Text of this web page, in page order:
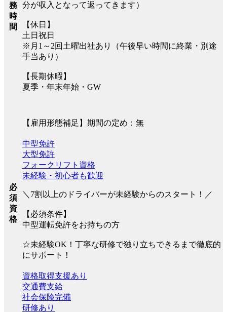
務
時
間
分が収入となって返ってきます）
【休日】
土日祝日
※月1～2回土曜出社あり（午後早い時間に終業・別途
手当あり）
【長期休暇】
夏季・年末年始・GW
【雇用形態補足】期間の定め：無
必
須
資
格
中型免許
大型免許
フォークリフト資格
未経験・初心者も歓迎
＼7割以上のドライバーが未経験からのスタート！／
【必須条件】
中型運転免許をお持ちの方
☆未経験OK！丁寧な研修で独り立ちできるまで徹底的
にサポート！
資格取得支援あり
交通費支給
社会保険完備
研修あり